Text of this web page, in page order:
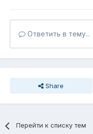
Ответить в тему...
Share
Перейти к списку тем